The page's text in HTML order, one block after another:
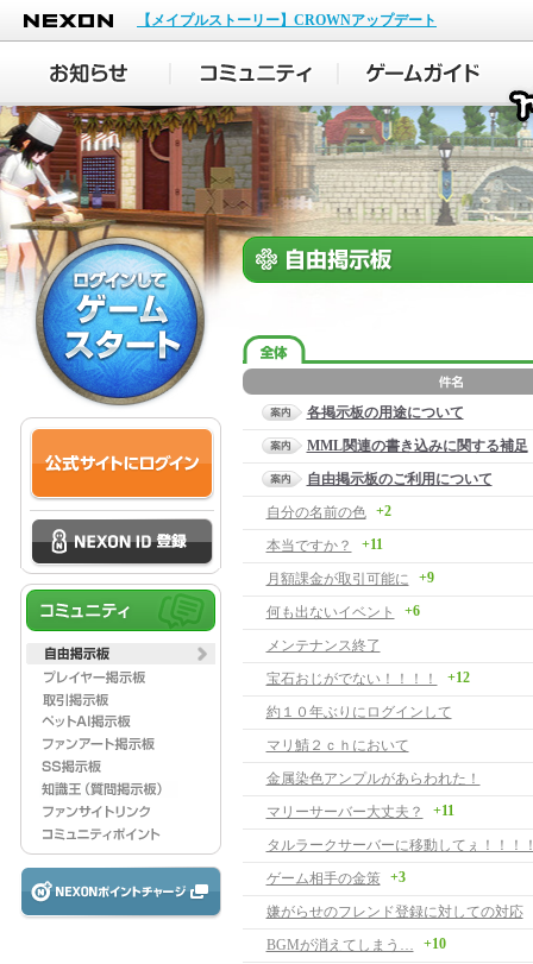
NEXON
【メイプルストーリー】CROWNアップデート
各掲示板の用途について
MML関連の書き込みに関する補足
自由掲示板のご利用について
自分の名前の色
+2
本当ですか？ +11
月額課金が取引可能に +9
何も出ないイベント +6
メンテナンス終了
宝石おじがでない！！！！
+12
約１０年ぶりにログインして
マリ鯖２ｃｈにおいて
金属染色アンプルがあらわれた！
マリーサーバー大丈夫？
+11
タルラークサーバーに移動してぇ！！！
ゲーム相手の金策
+3
嫌がらせのフレンド登録に対しての対応
BGMが消えてしまう… +10